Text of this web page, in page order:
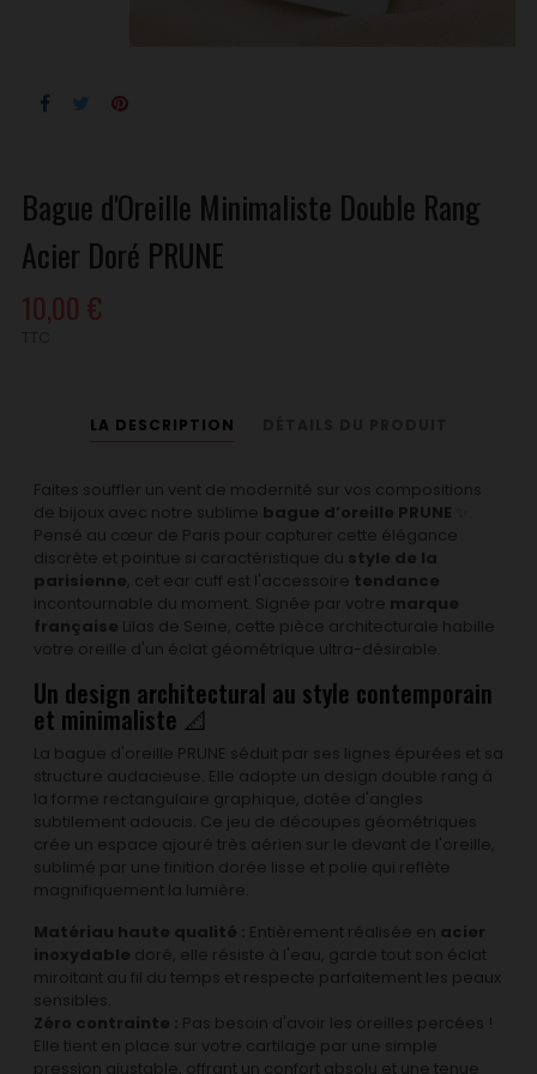
Bague d'Oreille Minimaliste Double Rang
Acier Doré PRUNE
10,00 €
LA DESCRIPTION
Faites souffler un vent de modernité sur vos compositions
de bijoux avec notre sublime bague d’oreille PRUNE
Pensé au cœur de Paris pour capturer cette élégance
discrète et pointue si caractéristique du style de la
parisienne , cet ear cuff est l'accessoire tendance
incontournable du moment. Signée par votre marque
française Lilas de Seine, cette pièce architecturale habille
votre oreille d'un éclat géométrique ultra-désirable.
Un design architectural au style contemporain
et minimaliste 📐
La bague d'oreille PRUNE séduit par ses lignes épurées et sa
structure audacieuse. Elle adopte un design double rang à
la forme rectangulaire graphique, dotée d'angles
subtilement adoucis. Ce jeu de découpes géométriques
crée un espace ajouré très aérien sur le devant de l'oreille,
sublimé par une finition dorée lisse et polie qui reflète
magnifiquement la lumière.
Matériau haute qualité :
Entièrement réalisée en acier
inoxydable doré, elle résiste à l'eau, garde tout son éclat
miroitant au fil du temps et respecte parfaitement les peaux
sensibles.
Zéro contrainte :
Pas besoin d'avoir les oreilles percées !
Elle tient en place sur votre cartilage par une simple
pression ajustable, offrant un confort absolu et une tenue